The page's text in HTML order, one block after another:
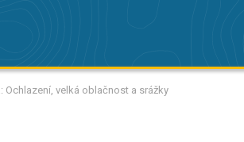
Ochlazení, velká oblačnost a srážky